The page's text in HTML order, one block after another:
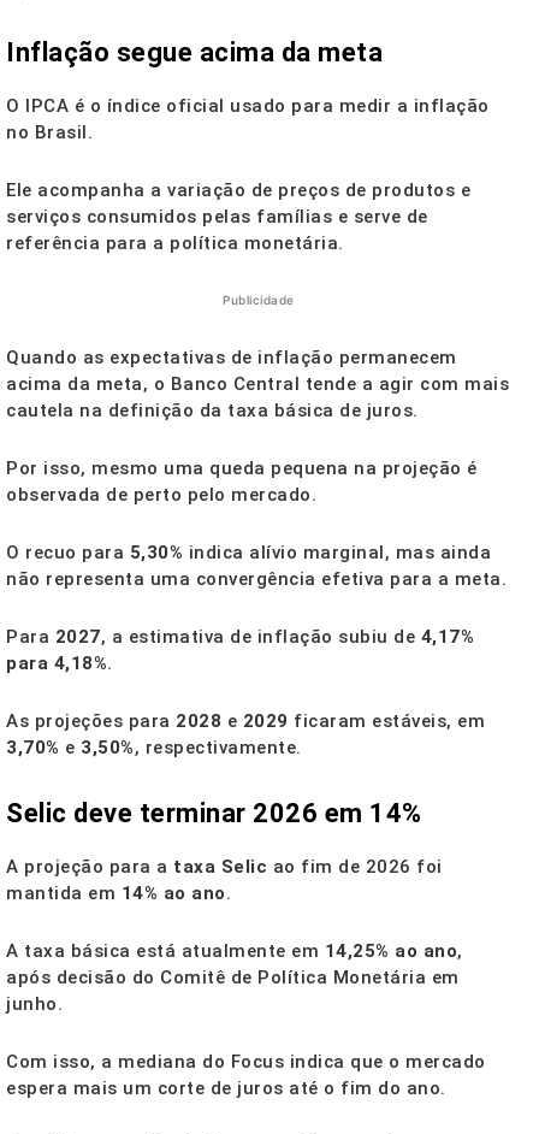
Inflação segue acima da meta
O IPCA é o índice oficial usado para medir a inflação
no Brasil.
Ele acompanha a variação de preços de produtos e
serviços consumidos pelas famílias e serve de
referência para a política monetária.
Publicidade
Quando as expectativas de inflação permanecem
acima da meta, o Banco Central tende a agir com mais
cautela na definição da taxa básica de juros.
Por isso, mesmo uma queda pequena na projeção é
observada de perto pelo mercado.
O recuo para 5,30% indica alívio marginal, mas ainda
não representa uma convergência efetiva para a meta.
Para 2027, a estimativa de inflação subiu de 4,17%
para 4,18%.
As projeções para 2028 e 2029 ficaram estáveis, em
3,70% e 3,50%, respectivamente.
Selic deve terminar 2026 em 14%
A projeção para a taxa Selic ao fim de 2026 foi
mantida em 14% ao ano.
A taxa básica está atualmente em 14,25% ao ano,
após decisão do Comitê de Política Monetária em
junho.
Com isso, a mediana do Focus indica que o mercado
espera mais um corte de juros até o fim do ano.